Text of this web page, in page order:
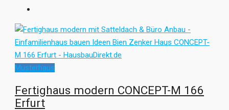
Musterhaus
Fertighaus modern CONCEPT-M 166
Erfurt